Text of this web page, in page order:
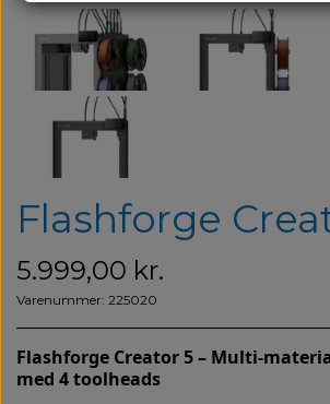
Flashforge
5.999,00 kr.
Varenummer: 225020
Flashforge Creator 5 – Multi-
med 4 toolheads